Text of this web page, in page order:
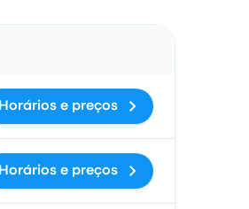
Horários e preços
Horários e preços